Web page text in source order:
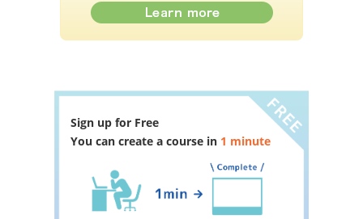
Sign up for Free
You can create a course in 1 minute